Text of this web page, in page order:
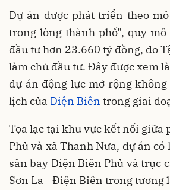
Dự án được phát triển theo
trong lòng thành phố”, quy
đầu tư hơn 23.660 tỷ đồng, do
làm chủ đầu tư. Đây được xem
dự án động lực mở rộng
lịch của Điện Biên trong giai
Tọa lạc tại khu vực kết nối giữa
Phủ và xã Thanh Nưa, dự án
sân bay Điện Biên Phủ và trục
Sơn La - Điện Biên trong tương